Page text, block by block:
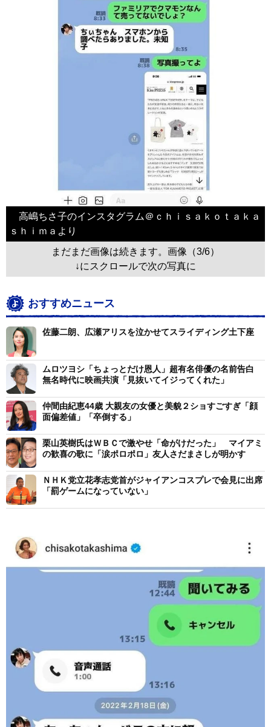
高嶋ちさ子のインスタグラム＠ｃｈｉｓａｋｏｔａｋａ
ｓｈｉｍａより
まだまだ画像は続きます。画像（3/6）
↓にスクロールで次の写真に
おすすめニュース
佐藤二朗、広瀬アリスを泣かせてスライディング土下座
ムロツヨシ「ちょっとだけ恩人」超有名俳優の名前告白
無名時代に映画共演「見抜いてイジってくれた」
仲間由紀恵44歳 大親友の女優と美貌２ショすごすぎ「顔
面偏差値」「卒倒する」
栗山英樹氏はＷＢＣで激やせ「命がけだった」 マイアミ
の歓喜の歌に「涙ポロポロ」友人さだまさしが明かす
ＮＨＫ党立花孝志党首がジャイアンコスプレで会見に出席
「罰ゲームになっていない」